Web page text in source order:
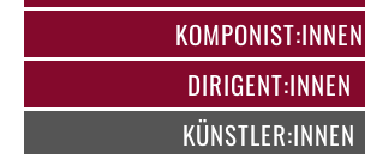
KOMPONIST:INNEN
DIRIGENT:INNEN
KÜNSTLER:INNEN